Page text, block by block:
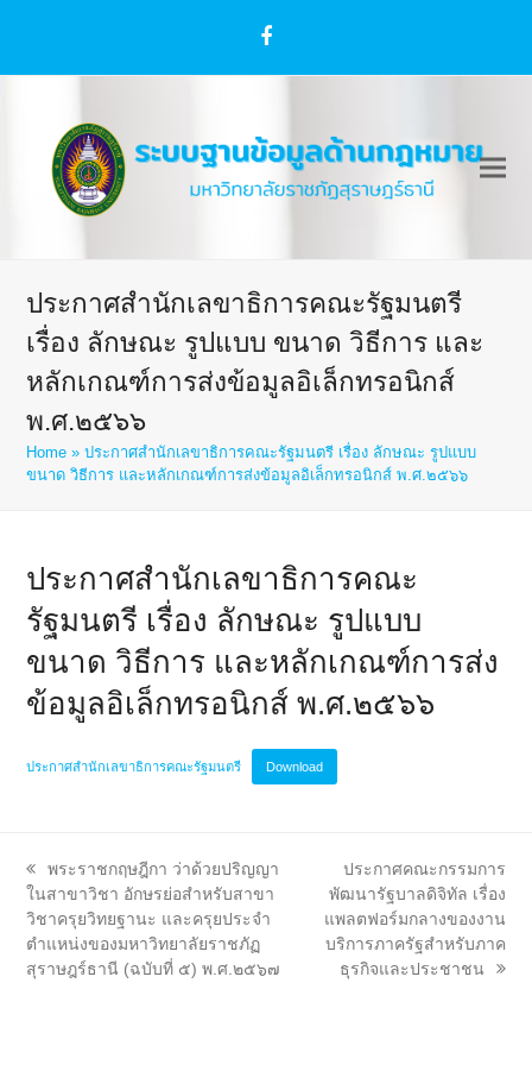
Facebook
ประกาศสำนักเลขาธิการคณะรัฐมนตรี
เรื่อง ลักษณะ รูปแบบ ขนาด วิธีการ และ
หลักเกณฑ์การส่งข้อมูลอิเล็กทรอนิกส์
พ.ศ.๒๕๖๖
Home »ประกาศสำนักเลขาธิการคณะรัฐมนตรี เรื่อง ลักษณะ รูปแบบ
ขนาด วิธีการ และหลักเกณฑ์การส่งข้อมูลอิเล็กทรอนิกส์ พ.ศ.๒๕๖๖
ประกาศสำนักเลขาธิการคณะ
รัฐมนตรี เรื่อง ลักษณะ รูปแบบ
ขนาด วิธีการ และหลักเกณฑ์การส่ง
ข้อมูลอิเล็กทรอนิกส์ พ.ศ.๒๕๖๖
ประกาศสำนักเลขาธิการคณะรัฐมนตรี Download
previous
post:
พระราชกฤษฎีกา ว่าด้วยปริญญา
ในสาขาวิชา อักษรย่อสำหรับสาขา
วิชาครุยวิทยฐานะ และครุยประจำ
ตำแหน่งของมหาวิทยาลัยราชภัฏ
สุราษฎร์ธานี (ฉบับที่ ๕) พ.ศ.๒๕๖๗
next
post:
ประกาศคณะกรรมการ
พัฒนารัฐบาลดิจิทัล เรื่อง
แพลตฟอร์มกลางของงาน
บริการภาครัฐสำหรับภาค
ธุรกิจและประชาชน